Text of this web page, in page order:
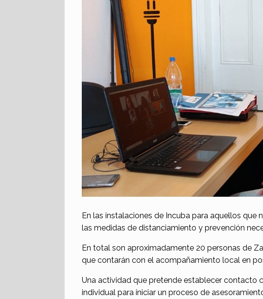
En las instalaciones de Incuba para aquellos
las medidas de distanciamiento y prevención
En total son aproximadamente 20 personas de
que contarán con el acompañamiento local en
Una actividad que pretende establecer contacto
individual para iniciar un proceso de